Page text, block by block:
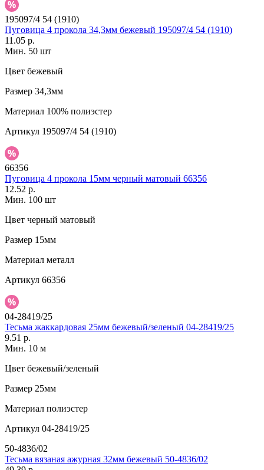
195097/4 54 (1910)
Пуговица 4 прокола 34,3мм бежевый 195097/4 54 (1910)
11.05 р.
Мин. 50 шт
Цвет бежевый
Размер 34,3мм
Материал 100% полиэстер
Артикул 195097/4 54 (1910)
66356
Пуговица 4 прокола 15мм черный матовый 66356
12.52 р.
Мин. 100 шт
Цвет черный матовый
Размер 15мм
Материал металл
Артикул 66356
04-28419/25
Тесьма жаккардовая 25мм бежевый/зеленый 04-28419/25
9.51 р.
Мин. 10 м
Цвет бежевый/зеленый
Размер 25мм
Материал полиэстер
Артикул 04-28419/25
50-4836/02
Тесьма вязаная ажурная 32мм бежевый 50-4836/02